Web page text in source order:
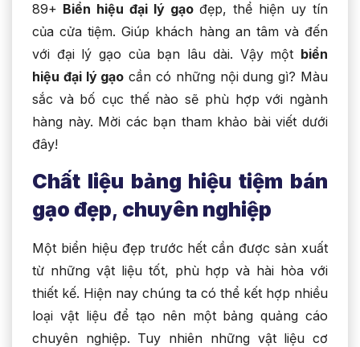
89+ Biển hiệu đại lý gạođẹp, thể hiện uy tín
của cửa tiệm. Giúp khách hàng an tâm và đến
với đại lý gạo của bạn lâu dài. Vậy một biển
hiệu đại lý gạo cần có những nội dung gì? Màu
sắc và bố cục thế nào sẽ phù hợp với ngành
hàng này. Mời các bạn tham khảo bài viết dưới
đây!
Chất liệu bảng hiệu tiệm bán
gạo đẹp, chuyên nghiệp
Một biển hiệu đẹp trước hết cần được sản xuất
từ những vật liệu tốt, phù hợp và hài hòa với
thiết kế. Hiện nay chúng ta có thể kết hợp nhiều
loại vật liệu để tạo nên một bảng quảng cáo
chuyên nghiệp. Tuy nhiên những vật liệu cơ